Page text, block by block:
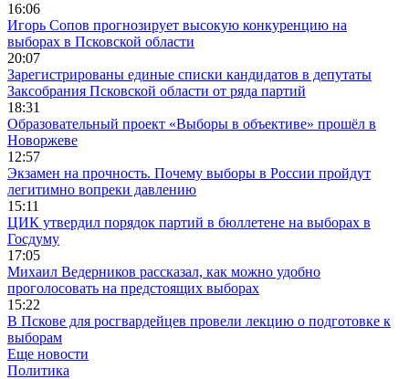
16:06
Игорь Сопов прогнозирует высокую конкуренцию на
выборах в Псковской области
20:07
Зарегистрированы единые списки кандидатов в депутаты
Заксобрания Псковской области от ряда партий
18:31
Образовательный проект «Выборы в объективе» прошёл в
Новоржеве
12:57
Экзамен на прочность. Почему выборы в России пройдут
легитимно вопреки давлению
15:11
ЦИК утвердил порядок партий в бюллетене на выборах в
Госдуму
17:05
Михаил Ведерников рассказал, как можно удобно
проголосовать на предстоящих выборах
15:22
В Пскове для росгвардейцев провели лекцию о подготовке к
выборам
Еще новости
Политика